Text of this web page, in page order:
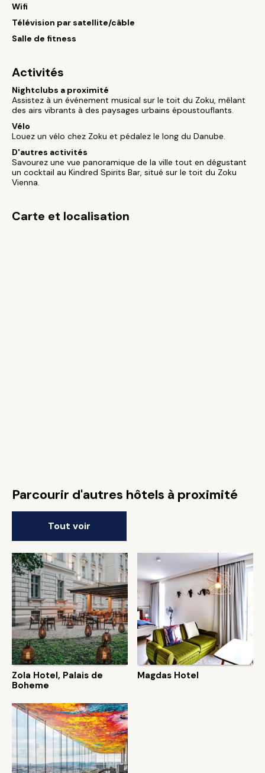
Wifi
Télévision par satellite/câble
Salle de fitness
Activités
Nightclubs a proximité
Assistez à un événement musical sur le toit du Zoku, mêlant
des airs vibrants à des paysages urbains époustouflants.
Vélo
Louez un vélo chez Zoku et pédalez le long du Danube.
D'autres activités
Savourez une vue panoramique de la ville tout en dégustant
un cocktail au Kindred Spirits Bar, situé sur le toit du Zoku
Vienna.
Carte et localisation
Parcourir d'autres hôtels à proximité
Tout voir
Zola Hotel, Palais de
Boheme
Magdas Hotel